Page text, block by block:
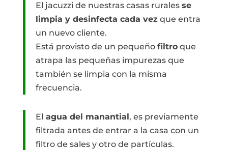
El jacuzzi de nuestras casas rurales se
limpia y desinfecta cada vezque entra
un nuevo cliente.
Está provisto de un pequeño filtroque
atrapa las pequeñas impurezas que
también se limpia con la misma
frecuencia.
El agua del manantial, es previamente
filtrada antes de entrar a la casa con un
filtro de sales y otro de partículas.